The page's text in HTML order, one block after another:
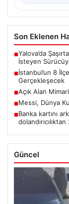
Son Eklenen
■Yalova’da
İsteyen
■İstanbul’un 8
Gerçekleşecek
■Açık Alan
■Messi, Dünya
■Banka kartını
Güncel